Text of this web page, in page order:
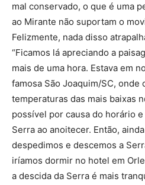
mal conservado, o que é uma
ao Mirante não suportam o
Felizmente, nada disso
“Ficamos lá apreciando a
mais de uma hora. Estava em
famosa São Joaquim/SC, onde
temperaturas das mais baixas
possível por causa do horário
Serra ao anoitecer. Então,
despedimos e descemos a
iríamos dormir no hotel em
a descida da Serra é mais